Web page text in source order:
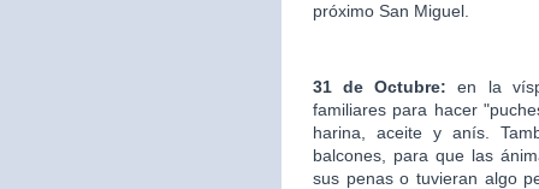
próximo San Miguel.
31 de Octubre:en la
familiares para hacer
harina, aceite y anís.
balcones, para que las
sus penas o tuvieran algo